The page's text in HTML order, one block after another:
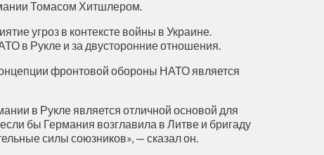
Томасом Хитшлером.
угроз в контексте войны в Украине.
в Рукле и за двусторонние отношения.
фронтовой обороны НАТО является
в Рукле является отличной основой для
бы Германия возглавила в Литве и бригаду
силы союзников», — сказал он.